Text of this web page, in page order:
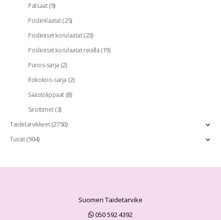
Patsaat(9)
Posliinilaatat(25)
Posliiniset korulaatat(23)
Posliiniset korulaatat reiällä(19)
Punos-sarja (2)
Rokokoo-sarja (2)
Säästölippaat(8)
Sirottimet(3)
Taidetarvikkeet(2750)
Tussit(904)
Suomen Taidetarvike
050 592 4392